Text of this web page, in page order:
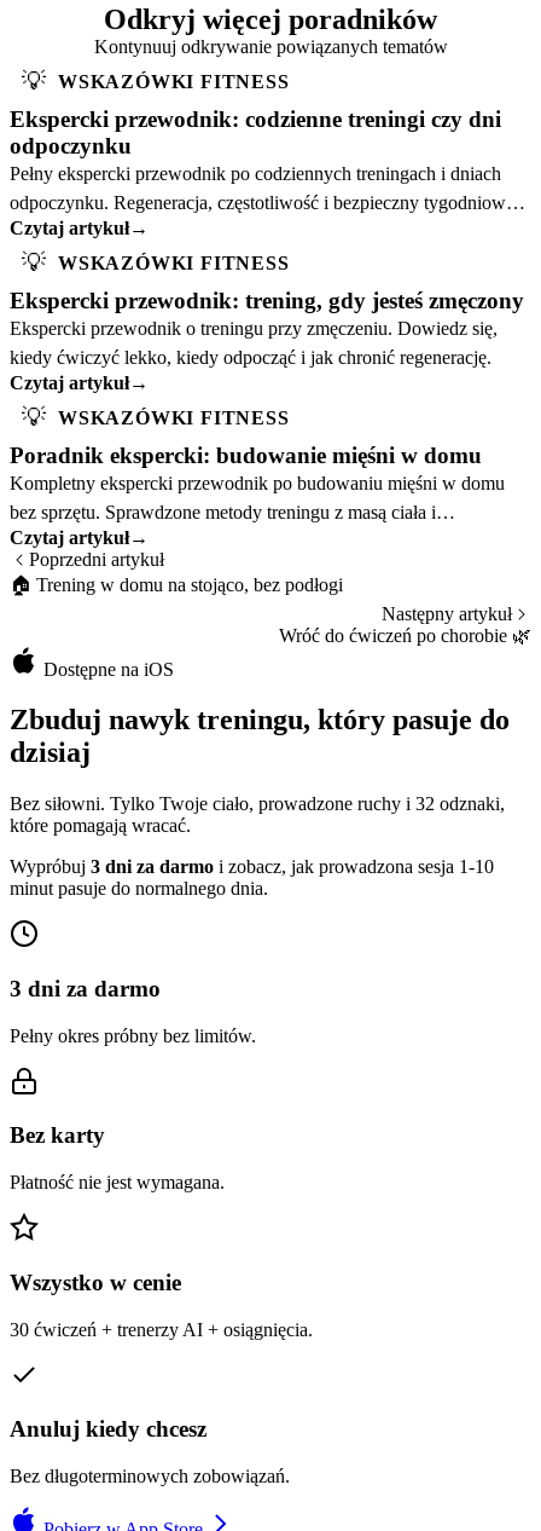
Odkryj więcej poradników
Kontynuuj odkrywanie powiązanych tematów
💡 WSKAZÓWKI FITNESS
Ekspercki przewodnik: codzienne treningi czy dni
odpoczynku
Pełny ekspercki przewodnik po codziennych treningach i dniach
odpoczynku. Regeneracja, częstotliwość i bezpieczny tygodniowy
plan.
Czytaj artykuł→
💡 WSKAZÓWKI FITNESS
Ekspercki przewodnik: trening, gdy jesteś zmęczony
Ekspercki przewodnik o treningu przy zmęczeniu. Dowiedz się,
kiedy ćwiczyć lekko, kiedy odpocząć i jak chronić regenerację.
Czytaj artykuł→
💡 WSKAZÓWKI FITNESS
Poradnik ekspercki: budowanie mięśni w domu
Kompletny ekspercki przewodnik po budowaniu mięśni w domu
bez sprzętu. Sprawdzone metody treningu z masą ciała i
progresywne plany na siłę oraz rozmiar mięśni.
Czytaj artykuł→
Poprzedni artykuł
🏠 Trening w domu na stojąco, bez podłogi
Następny artykuł
Wróć do ćwiczeń po chorobie 🌿
Dostępne na iOS
Zbuduj nawyk treningu, który pasuje do
dzisiaj
Bez siłowni. Tylko Twoje ciało, prowadzone ruchy i 32 odznaki,
które pomagają wracać.
Wypróbuj 3 dni za darmo i zobacz, jak prowadzona sesja 1-10
minut pasuje do normalnego dnia.
3 dni za darmo
Pełny okres próbny bez limitów.
Bez karty
Płatność nie jest wymagana.
Wszystko w cenie
30 ćwiczeń + trenerzy AI + osiągnięcia.
Anuluj kiedy chcesz
Bez długoterminowych zobowiązań.